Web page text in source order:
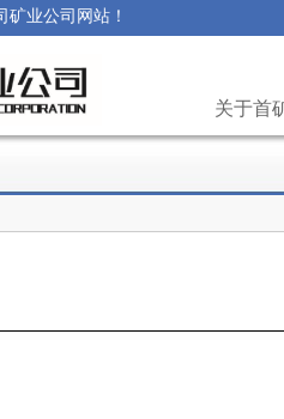
业公司网站！
关于首